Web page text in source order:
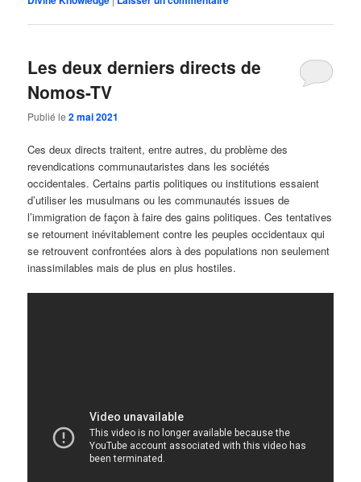
Les deux derniers directs de
Nomos-TV
Publié le2 mai 2021
Ces deux directs traitent, entre autres, du problème des
revendications communautaristes dans les sociétés
occidentales. Certains partis politiques ou institutions essaient
d’utiliser les musulmans ou les communautés issues de
l’immigration de façon à faire des gains politiques. Ces tentatives
se retournent inévitablement contre les peuples occidentaux qui
se retrouvent confrontées alors à des populations non seulement
inassimilables mais de plus en plus hostiles.